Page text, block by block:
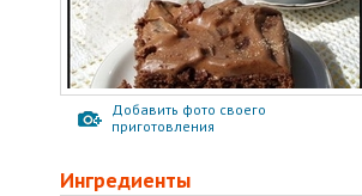
Добавить фото своего
приготовления
Ингредиенты